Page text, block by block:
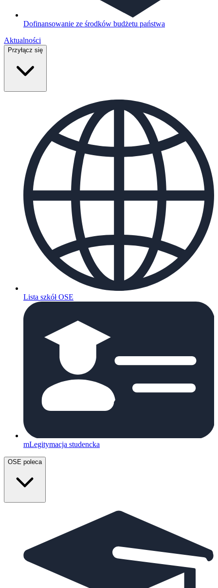
Dofinansowanie ze środków budżetu państwa
Aktualności
Przyłącz się
Lista szkół OSE
mLegitymacja studencka
OSE poleca